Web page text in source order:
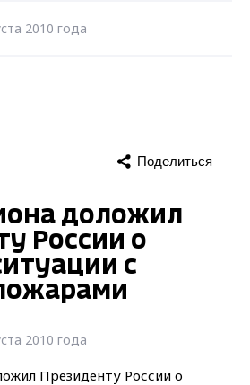
2010 года
Поделиться
доложил
России о
с
2010 года